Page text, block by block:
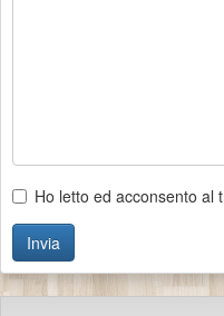
Ho letto ed acconsento al